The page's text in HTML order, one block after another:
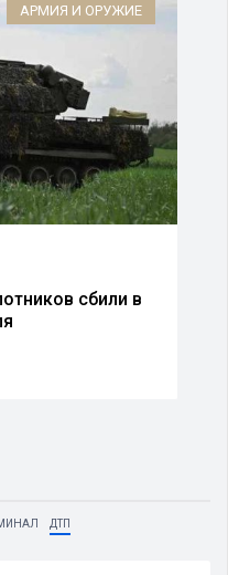
АРМИЯ И ОРУЖИЕ
сбили в
ДТП